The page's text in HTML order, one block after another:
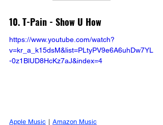
10. T-Pain - Show U How
https://www.youtube.com/watch?
v=kr_a_k15dsM&list=PLtyPV9e6A6uhDw7YL
-0z1BlUD8HcKz7aJ&index=4
Apple Music ｜ Amazon Music